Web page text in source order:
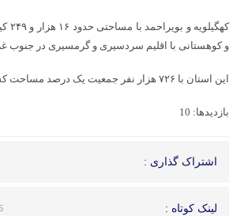
و کوهستانی با اقلیم سردسیری و گرمسیری در جنوب
این استان با ۷۲۶ هزار نفر جمعیت یک درصد مساحت کشور را در اختیار دارد.
بازدیدها: 10
اشتراک گذاری :
لینک کوتاه :